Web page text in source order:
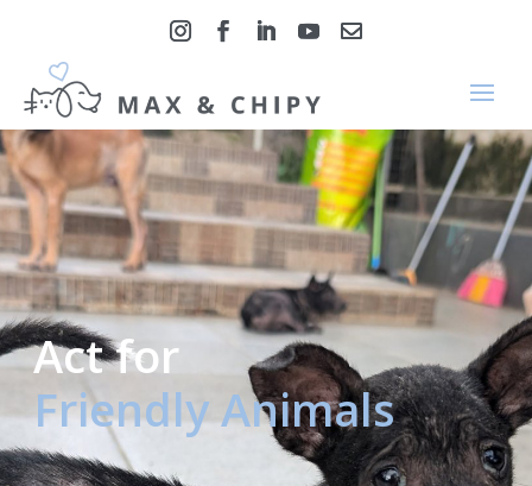
Act for
Friendly Animals